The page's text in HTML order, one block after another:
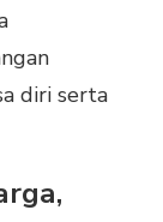
diri serta